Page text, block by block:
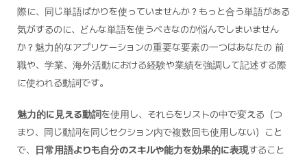
際に、同じ単語ばかりを使っていませんか？もっと合う単語がある
気がするのに、どんな単語を使うべきなのか悩んでしまいません
か？魅力的なアプリケーションの重要な要素の一つはあなたの 前
職や、学業、海外活動における経験や業績を強調して記述する際
に使われる動詞です。
魅力的に見える動詞を使用し、それらをリストの中で変える（つ
まり、同じ動詞を同じセクション内で複数回も使用しない）こと
で、
日常用語よりも自分のスキルや能力を効果的に表現すること